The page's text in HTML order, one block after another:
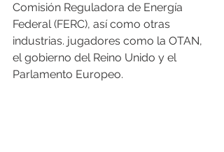
Comisión Reguladora de Energía
Federal (FERC), así como otras
industrias. jugadores como la OTAN,
el gobierno del Reino Unido y el
Parlamento Europeo.